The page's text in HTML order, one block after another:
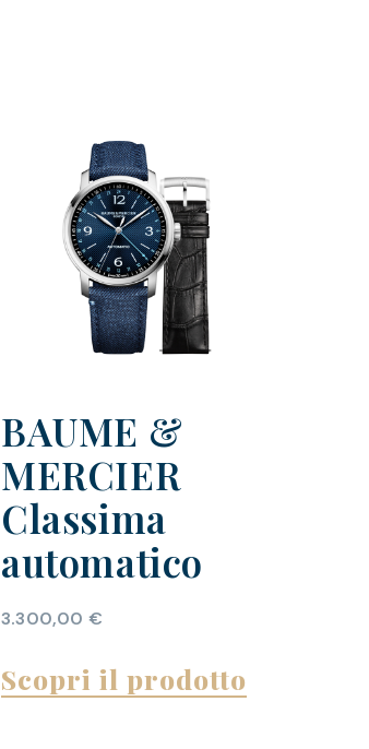
BAUME &
MERCIER
Classima
automatico
3.300,00 €
Scopri il prodotto